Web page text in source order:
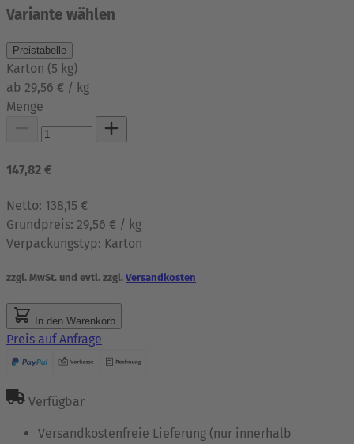
Variante wählen
Preistabelle
Karton (5 kg)
ab 29,56 € / kg
Menge
147,82 €
Netto: 138,15 €
Grundpreis: 29,56 € / kg
Verpackungstyp: Karton
zzgl. MwSt. und evtl. zzgl.Versandkosten
In den Warenkorb
Preis auf Anfrage
Verfügbar
Versandkostenfreie Lieferung (nur innerhalb